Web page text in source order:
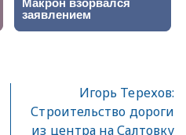
Игорь Терехов:
Строительство дороги
из центра на Салтовку